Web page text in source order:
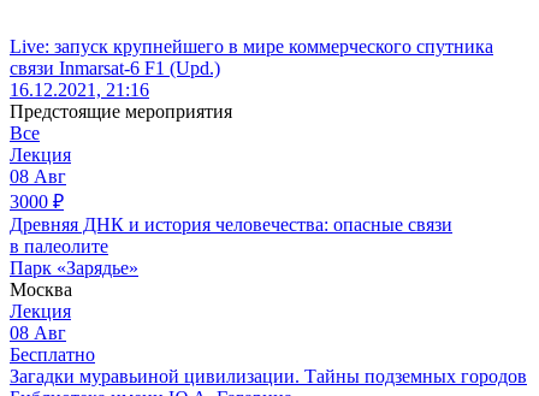
Live: запуск крупнейшего в мире коммерческого спутника
связи Inmarsat-6 F1 (Upd.)
16.12.2021, 21:16
Предстоящие мероприятия
Все
Лекция
08 Авг
3000 ₽
Древняя ДНК и история человечества: опасные связи
в палеолите
Парк «Зарядье»
Москва
Лекция
08 Авг
Бесплатно
Загадки муравьиной цивилизации. Тайны подземных городов